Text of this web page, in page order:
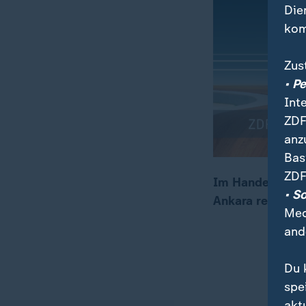
00:05 00:31
Im
Ankara reagiert
•
•
Du